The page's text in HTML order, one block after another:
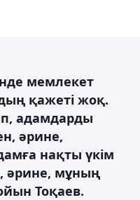
мемлекет
қажеті жоқ.
адамдарды
әрине,
нақты үкім
әрине, мұның
Тоқаев.